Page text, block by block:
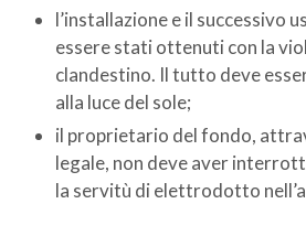
l’installazione e il successivo
essere stati ottenuti con la
clandestino. Il tutto deve
alla luce del sole;
il proprietario del fondo,
legale, non deve aver
la servitù di elettrodotto